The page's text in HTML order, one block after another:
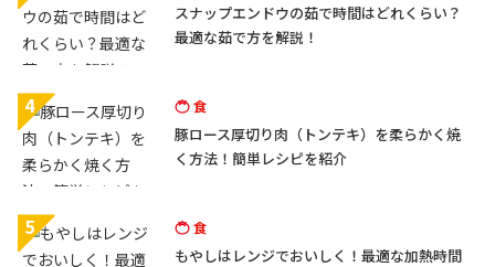
スナップエンドウの茹で時間はどれくらい？
最適な茹で方を解説！
4 食
豚ロース厚切り肉（トンテキ）を柔らかく焼
く方法！簡単レシピを紹介
5 食
もやしはレンジでおいしく！最適な加熱時間